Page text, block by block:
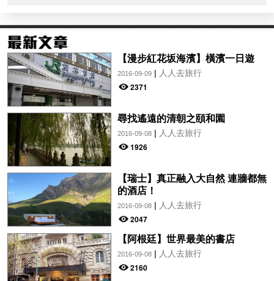
【漫步紅花坂海濱】橫濱一日遊
2016-09-09| 人人去旅行
2371
尋找遙遠的清朝之頤和園
2016-09-08| 人人去旅行
1926
【瑞士】真正融入大自然 連牆都無
的酒店！
2016-09-08| 人人去旅行
2047
【阿根廷】世界最美的書店
2016-09-08| 人人去旅行
2160